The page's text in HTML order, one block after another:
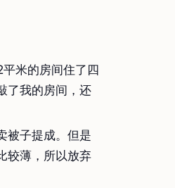
米的房间住了四
了我的房间，还
被子提成。但是
较薄，所以放弃